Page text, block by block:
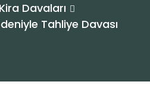
Kira Davaları
Tahliye Davası